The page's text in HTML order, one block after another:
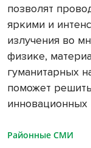
позволят
яркими и
излучения во
физике,
гуманитарных
поможет
Районные СМИ